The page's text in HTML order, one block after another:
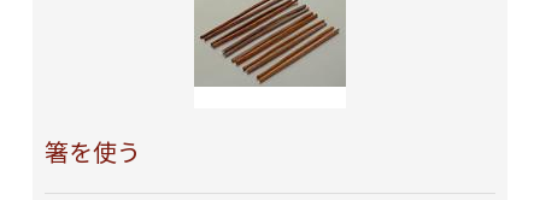
箸を使う